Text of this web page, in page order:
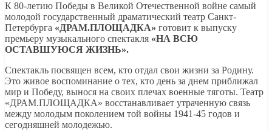
К 80-летию Победы в Великой Отечественной войне самый
молодой государственный драматический театр Санкт-
Петербурга «ДРАМ.ПЛОЩАДКА» готовит к выпуску
премьеру музыкального спектакля «НА ВСЮ
ОСТАВШУЮСЯ ЖИЗНЬ».
Спектакль посвящен всем, кто отдал свои жизни за Родину.
Это живое воспоминание о тех, кто день за днем приближал
мир и Победу, вынося на своих плечах военные тяготы. Театр
«ДРАМ.ПЛОЩАДКА» восстанавливает утраченную связь
между молодым поколением той войны 1941-45 годов и
сегодняшней молодежью.